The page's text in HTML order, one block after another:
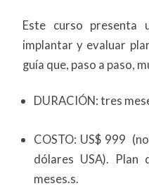
Este curso presenta
implantar y evaluar
guía que, paso a paso,
DURACIÓN: tres
COSTO: US$ 999
dólares USA). Plan
meses.s.